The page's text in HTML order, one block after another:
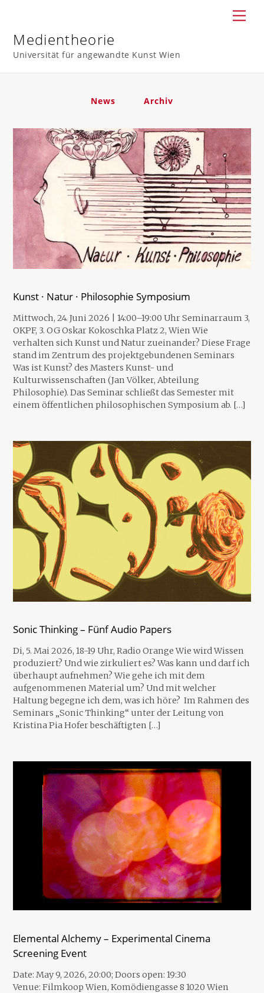
content
Medientheorie
Universität für angewandte Kunst Wien
News Archiv
Kunst · Natur · Philosophie Symposium
Mittwoch, 24. Juni 2026 | 14:00–19:00 Uhr Seminarraum 3,
OKPF, 3. OG Oskar Kokoschka Platz 2, Wien Wie
verhalten sich Kunst und Natur zueinander? Diese Frage
stand im Zentrum des projektgebundenen Seminars
Was ist Kunst? des Masters Kunst- und
Kulturwissenschaften (Jan Völker, Abteilung
Philosophie). Das Seminar schließt das Semester mit
einem öffentlichen philosophischen Symposium ab. […]
Sonic Thinking – Fünf Audio Papers
Di, 5. Mai 2026, 18-19 Uhr, Radio Orange Wie wird Wissen
produziert? Und wie zirkuliert es? Was kann und darf ich
überhaupt aufnehmen? Wie gehe ich mit dem
aufgenommenen Material um? Und mit welcher
Haltung begegne ich dem, was ich höre? Im Rahmen des
Seminars „Sonic Thinking“ unter der Leitung von
Kristina Pia Hofer beschäftigten […]
Elemental Alchemy – Experimental Cinema
Screening Event
Date: May 9, 2026, 20:00; Doors open: 19:30
Venue: Filmkoop Wien, Komödiengasse 8 1020 Wien